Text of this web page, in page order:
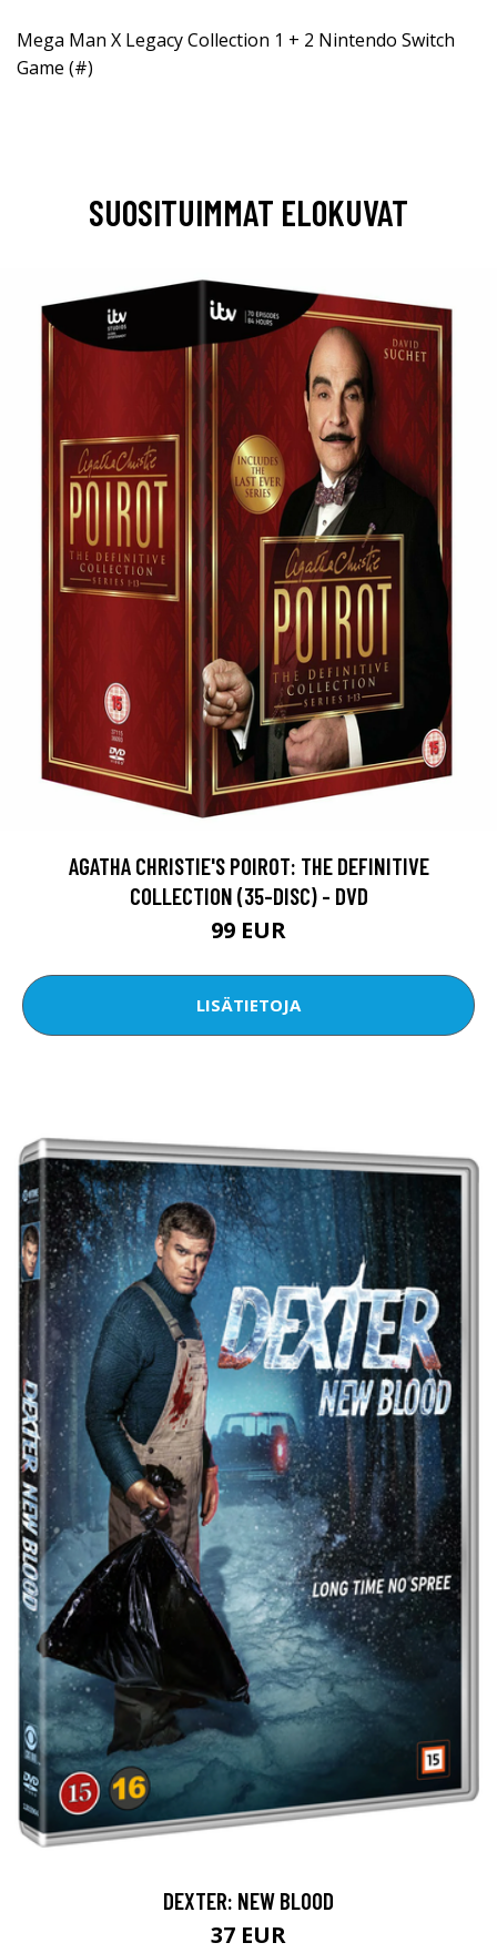
Mega Man X Legacy Collection 1 + 2 Nintendo Switch
Game (#)
SUOSITUIMMAT ELOKUVAT
AGATHA CHRISTIE'S POIROT: THE DEFINITIVE
COLLECTION (35-DISC) - DVD
99 EUR
LISÄTIETOJA
DEXTER: NEW BLOOD
37 EUR